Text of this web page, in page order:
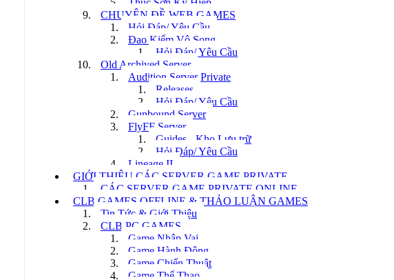
CHUYÊN ĐỀ WEB GAMES
Hỏi Đáp/ Yêu Cầu
Đao Kiếm Vô Song
Hỏi Đáp/ Yêu Cầu
Old Archived Server
Audition Server Private
Releases
Hỏi Đáp/ Yêu Cầu
Gunbound Server
FlyFF Server
Guides - Kho Lưu trữ
Hỏi Đáp/ Yêu Cầu
Lineage II
GIỚI THIỆU CÁC SERVER GAME PRIVATE
CÁC SERVER GAME PRIVATE ONLINE
CLB GAMES OFFLINE & THẢO LUẬN GAMES
Tin Tức & Giới Thiệu
CLB PC GAMES
Game Nhập Vai
Game Hành Động
Game Chiến Thuật
Game Thể Thao